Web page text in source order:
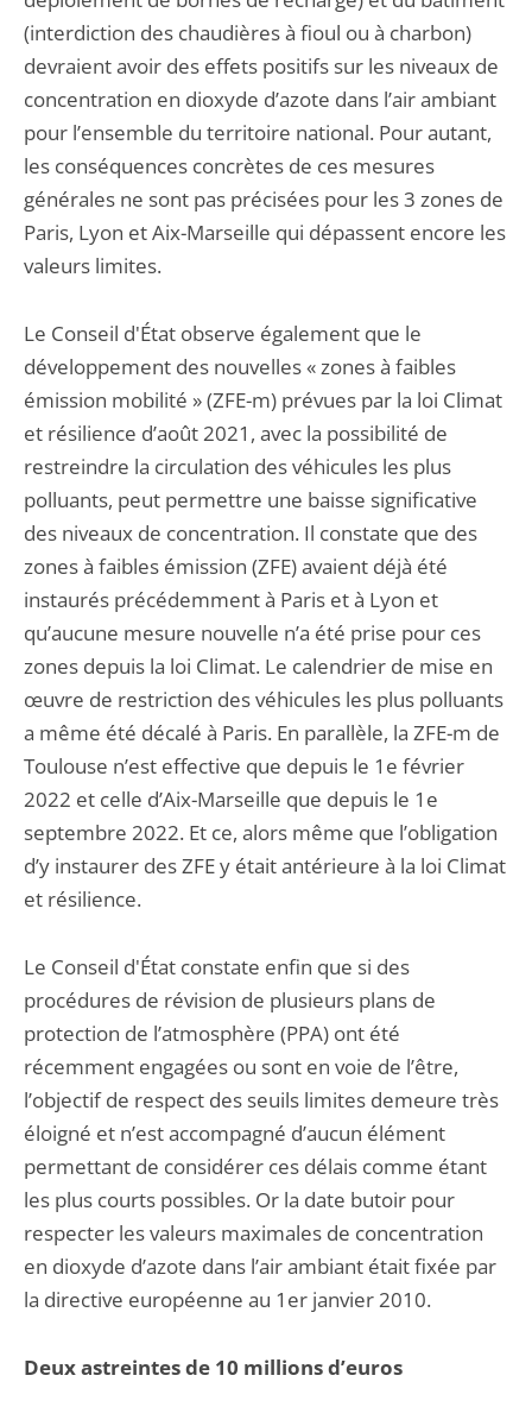
(interdiction des chaudières à fioul ou à charbon)
devraient avoir des effets positifs sur les niveaux de
concentration en dioxyde d’azote dans l’air ambiant
pour l’ensemble du territoire national. Pour autant,
les conséquences concrètes de ces mesures
générales ne sont pas précisées pour les 3 zones de
Paris, Lyon et Aix-Marseille qui dépassent encore les
valeurs limites.
Le Conseil d'État observe également que le
développement des nouvelles « zones à faibles
émission mobilité » (ZFE-m) prévues par la loi Climat
et résilience d’août 2021, avec la possibilité de
restreindre la circulation des véhicules les plus
polluants, peut permettre une baisse significative
des niveaux de concentration. Il constate que des
zones à faibles émission (ZFE) avaient déjà été
instaurés précédemment à Paris et à Lyon et
qu’aucune mesure nouvelle n’a été prise pour ces
zones depuis la loi Climat. Le calendrier de mise en
œuvre de restriction des véhicules les plus polluants
a même été décalé à Paris. En parallèle, la ZFE-m de
Toulouse n’est effective que depuis le 1e février
2022 et celle d’Aix-Marseille que depuis le 1e
septembre 2022. Et ce, alors même que l’obligation
d’y instaurer des ZFE y était antérieure à la loi Climat
et résilience.
Le Conseil d'État constate enfin que si des
procédures de révision de plusieurs plans de
protection de l’atmosphère (PPA) ont été
récemment engagées ou sont en voie de l’être,
l’objectif de respect des seuils limites demeure très
éloigné et n’est accompagné d’aucun élément
permettant de considérer ces délais comme étant
les plus courts possibles. Or la date butoir pour
respecter les valeurs maximales de concentration
en dioxyde d’azote dans l’air ambiant était fixée par
la directive européenne au 1er janvier 2010.
Deux astreintes de 10 millions d’euros